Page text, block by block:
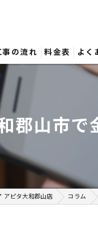
事の流れ 料金表 よく
郡山市
アピタ大和郡山店 コラム